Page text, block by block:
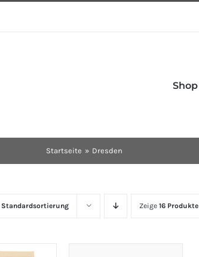
Shop
Startseite Dresden
Standardsortierung Zeige16 Produkte